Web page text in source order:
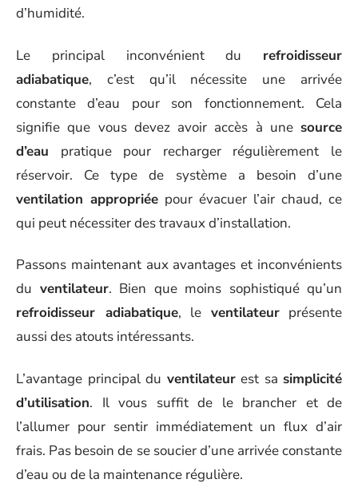
d’humidité.
Le principal inconvénient du refroidisseur
adiabatique, c’est qu’il nécessite une arrivée
constante d’eau pour son fonctionnement. Cela
signifie que vous devez avoir accès à une source
d’eau pratique pour recharger régulièrement le
réservoir. Ce type de système a besoin d’une
ventilation appropriée pour évacuer l’air chaud, ce
qui peut nécessiter des travaux d’installation.
Passons maintenant aux avantages et inconvénients
du ventilateur. Bien que moins sophistiqué qu’un
refroidisseur adiabatique, le ventilateurprésente
aussi des atouts intéressants.
L’avantage principal du ventilateurest sa simplicité
d’utilisation. Il vous suffit de le brancher et de
l’allumer pour sentir immédiatement un flux d’air
frais. Pas besoin de se soucier d’une arrivée constante
d’eau ou de la maintenance régulière.